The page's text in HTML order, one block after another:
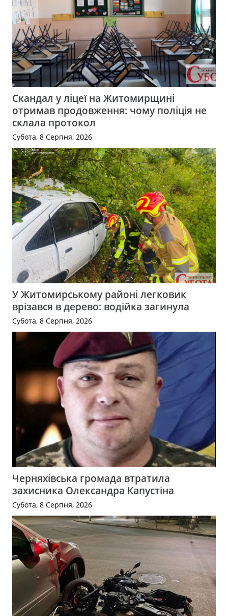
Скандал у ліцеї на Житомирщині
отримав продовження: чому поліція не
склала протокол
Субота, 8 Серпня, 2026
У Житомирському районі легковик
врізався в дерево: водійка загинула
Субота, 8 Серпня, 2026
Черняхівська громада втратила
захисника Олександра Капустіна
Субота, 8 Серпня, 2026